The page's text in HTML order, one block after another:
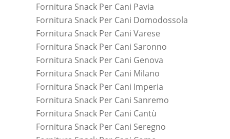
Fornitura Snack Per Cani Pavia
Fornitura Snack Per Cani Domodossola
Fornitura Snack Per Cani Varese
Fornitura Snack Per Cani Saronno
Fornitura Snack Per Cani Genova
Fornitura Snack Per Cani Milano
Fornitura Snack Per Cani Imperia
Fornitura Snack Per Cani Sanremo
Fornitura Snack Per Cani Cantù
Fornitura Snack Per Cani Seregno